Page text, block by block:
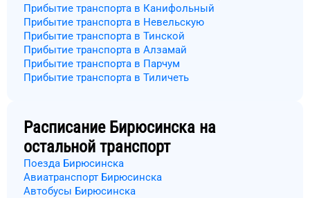
Прибытие транспорта в Канифольный
Прибытие транспорта в Невельскую
Прибытие транспорта в Тинской
Прибытие транспорта в Алзамай
Прибытие транспорта в Парчум
Прибытие транспорта в Тиличеть
Расписание Бирюсинска на
остальной транспорт
Поезда Бирюсинска
Авиатранспорт Бирюсинска
Автобусы Бирюсинска